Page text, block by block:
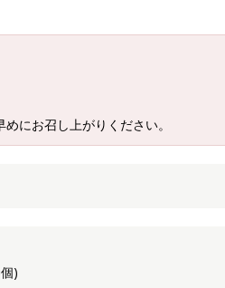
にお召し上がりください。
)